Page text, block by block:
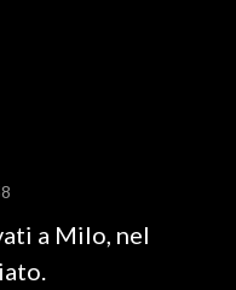
a Milo, nel